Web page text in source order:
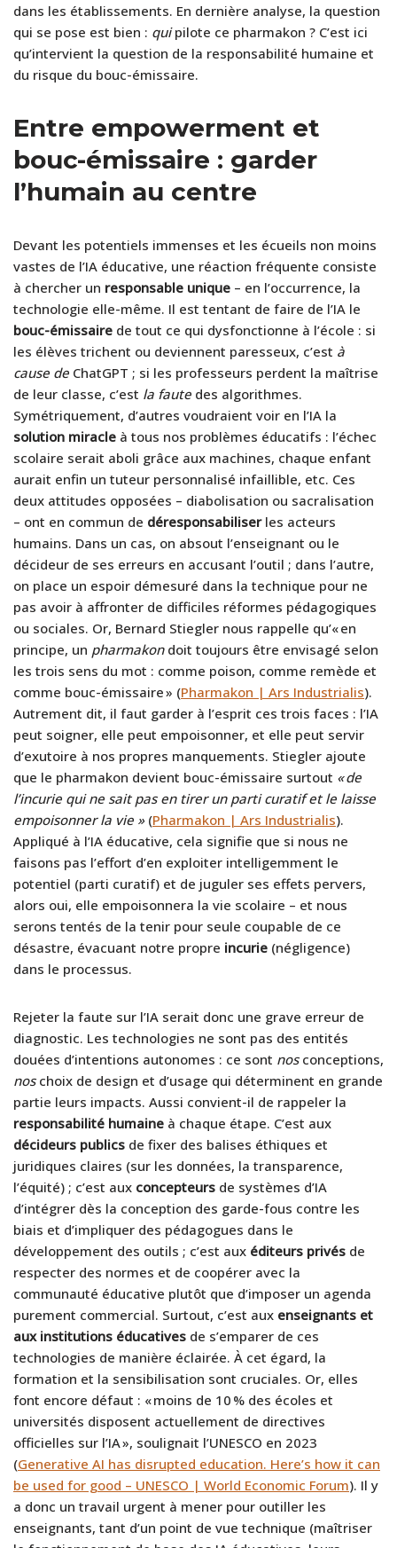
dans les établissements. En dernière analyse, la question
qui se pose est bien : quipilote ce pharmakon ? C’est ici
qu’intervient la question de la responsabilité humaine et
du risque du bouc-émissaire.
Entre empowerment et
bouc-émissaire : garder
l’humain au centre
Devant les potentiels immenses et les écueils non moins
vastes de l’IA éducative, une réaction fréquente consiste
à chercher un responsable unique – en l’occurrence, la
technologie elle-même. Il est tentant de faire de l’IA le
bouc-émissaire de tout ce qui dysfonctionne à l’école : si
les élèves trichent ou deviennent paresseux, c’est à
cause de ChatGPT ; si les professeurs perdent la maîtrise
de leur classe, c’est la faute des algorithmes.
Symétriquement, d’autres voudraient voir en l’IA la
solution miracle à tous nos problèmes éducatifs : l’échec
scolaire serait aboli grâce aux machines, chaque enfant
aurait enfin un tuteur personnalisé infaillible, etc. Ces
deux attitudes opposées – diabolisation ou sacralisation
– ont en commun de déresponsabiliserles acteurs
humains. Dans un cas, on absout l’enseignant ou le
décideur de ses erreurs en accusant l’outil ; dans l’autre,
on place un espoir démesuré dans la technique pour ne
pas avoir à affronter de difficiles réformes pédagogiques
ou sociales. Or, Bernard Stiegler nous rappelle qu’« en
principe, un pharmakondoit toujours être envisagé selon
les trois sens du mot : comme poison, comme remède et
comme bouc-émissaire » (Pharmakon | Ars Industrialis).
Autrement dit, il faut garder à l’esprit ces trois faces : l’IA
peut soigner, elle peut empoisonner, et elle peut servir
d’exutoire à nos propres manquements. Stiegler ajoute
que le pharmakon devient bouc-émissaire surtout « de
l’incurie qui ne sait pas en tirer un parti curatif et le laisse
empoisonner la vie »(Pharmakon | Ars Industrialis).
Appliqué à l’IA éducative, cela signifie que si nous ne
faisons pas l’effort d’en exploiter intelligemment le
potentiel (parti curatif) et de juguler ses effets pervers,
alors oui, elle empoisonnera la vie scolaire – et nous
serons tentés de la tenir pour seule coupable de ce
désastre, évacuant notre propre incurie (négligence)
dans le processus.
Rejeter la faute sur l’IA serait donc une grave erreur de
diagnostic. Les technologies ne sont pas des entités
douées d’intentions autonomes : ce sont nosconceptions,
noschoix de design et d’usage qui déterminent en grande
partie leurs impacts. Aussi convient-il de rappeler la
responsabilité humaine à chaque étape. C’est aux
décideurs publics de fixer des balises éthiques et
juridiques claires (sur les données, la transparence,
l’équité) ; c’est aux concepteurs de systèmes d’IA
d’intégrer dès la conception des garde-fous contre les
biais et d’impliquer des pédagogues dans le
développement des outils ; c’est aux éditeurs privés de
respecter des normes et de coopérer avec la
communauté éducative plutôt que d’imposer un agenda
purement commercial. Surtout, c’est aux enseignants et
aux institutions éducatives de s’emparer de ces
technologies de manière éclairée. À cet égard, la
formation et la sensibilisation sont cruciales. Or, elles
font encore défaut : « moins de 10 % des écoles et
universités disposent actuellement de directives
officielles sur l’IA », soulignait l’UNESCO en 2023
(Generative AI has disrupted education. Here’s how it can
be used for good – UNESCO | World Economic Forum). Il y
a donc un travail urgent à mener pour outiller les
enseignants, tant d’un point de vue technique (maîtriser